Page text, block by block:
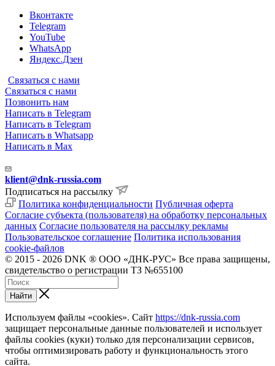
Вконтакте
Telegram
YouTube
WhatsApp
Яндекс.Дзен
Связаться с нами
Связаться с нами
Позвонить нам
Написать в Telegram
Написать в Telegram
Написать в Whatsapp
Написать в Max
klient@dnk-russia.com
Подписаться на рассылку
Политика конфиденциальности Публичная оферта
Согласие субъекта (пользователя) на обработку персональных
данных Согласие пользователя на рассылку рекламы
Пользовательское соглашение Политика использования
cookie-файлов
© 2015 - 2026 DNK ® ООО «ДНК-РУС» Все права защищены,
свидетельство о регистрации ТЗ №655100
Найти
Используем файлы «cookies». Сайт https://dnk-russia.com
защищает персональные данные пользователей и использует
файлы cookies (куки) только для персонализации сервисов,
чтобы оптимизировать работу и функциональность этого
сайта.